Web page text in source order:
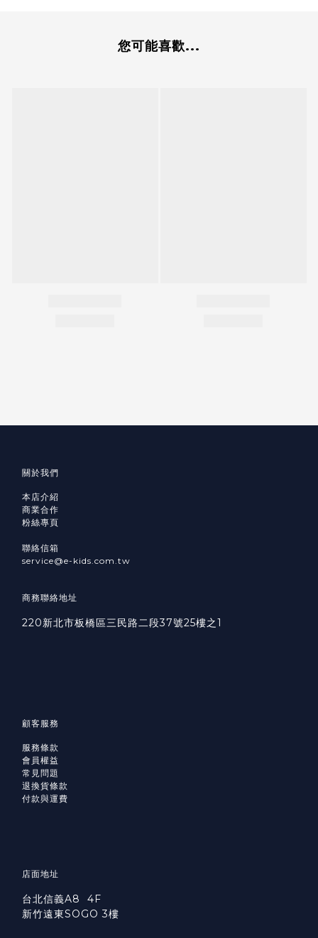
您可能喜歡...
關於我們
本店介紹
商業合作
粉絲專頁
聯絡信箱
service@e-kids.com.tw
商務聯絡地址
220新北市板橋區三民路二段37號25樓之1
顧客服務
服務條款
會員權益
常見問題
退換貨條款
付款與運費
店面地址
台北信義A8 4F
新竹遠東SOGO 3樓